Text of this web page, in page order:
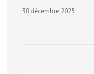
30 décembre 2025